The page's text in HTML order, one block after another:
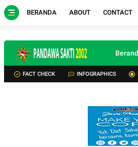
BERANDA ABOUT CONTACT
FACT CHECK INFOGRAPHICS